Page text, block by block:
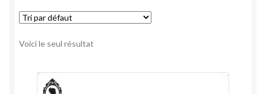
Voici le seul résultat